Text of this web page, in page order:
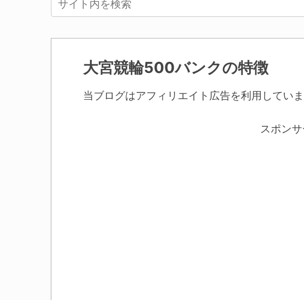
大宮競輪500バンクの特徴
当ブログはアフィリエイト広告を利用してい
スポン